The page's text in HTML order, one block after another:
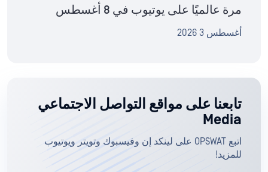
مرة عالميًا على يوتيوب في 8 أغسطس
أغسطس 3 2026
تابعنا على مواقع التواصل الاجتماعي
Media
اتبع OPSWAT على لينكد إن وفيسبوك وتويتر ويوتيوب
للمزيد!